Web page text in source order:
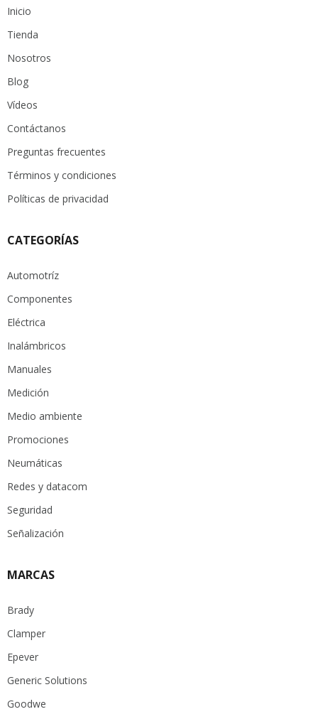
Inicio
Tienda
Nosotros
Blog
Vídeos
Contáctanos
Preguntas frecuentes
Términos y condiciones
Políticas de privacidad
CATEGORÍAS
Automotríz
Componentes
Eléctrica
Inalámbricos
Manuales
Medición
Medio ambiente
Promociones
Neumáticas
Redes y datacom
Seguridad
Señalización
MARCAS
Brady
Clamper
Epever
Generic Solutions
Goodwe